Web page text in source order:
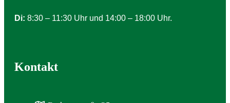
Di: 8:30 – 11:30 Uhr und 14:00 – 18:00 Uhr.
Kontakt